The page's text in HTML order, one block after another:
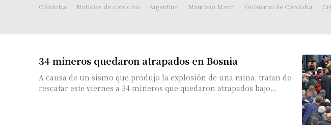
Córdoba Noticias de cordoba Argentina Mauricio Macri Gobierno de Córdoba
34 mineros quedaron atrapados en Bosnia
A causa de un sismo que produjo la explosión de una mina, tratan de
rescatar este viernes a 34 mineros que quedaron atrapados bajo...